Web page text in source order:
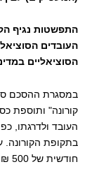
התפשטות נגיף
העובדים
הסוציאליים
במסגרת ההסכם
העובד ולדרגתו,
בתקופת הקורונה.